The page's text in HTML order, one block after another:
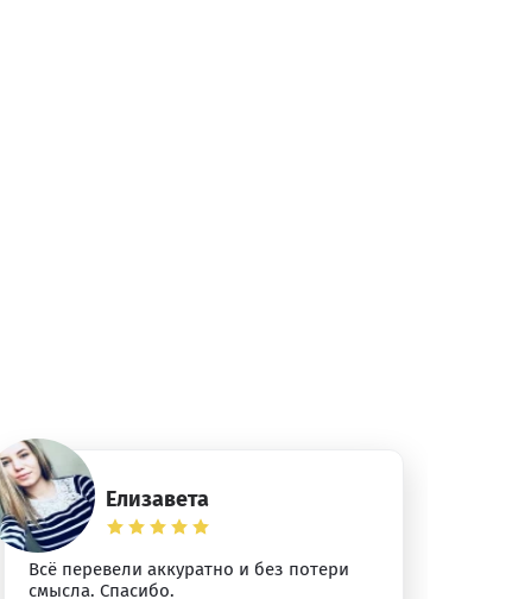
Елизавета
Всё перевели аккуратно и без потери
смысла. Спасибо.